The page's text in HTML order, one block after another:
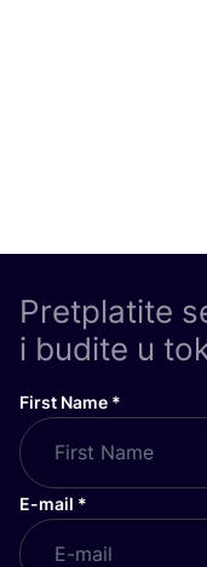
Pretplatite
i budite u
First Name *
E-mail *